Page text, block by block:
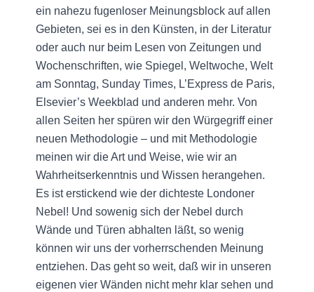
ein nahezu fugenloser Meinungsblock auf allen
Gebieten, sei es in den Künsten, in der Literatur
oder auch nur beim Lesen von Zeitungen und
Wochenschriften, wie Spiegel, Weltwoche, Welt
am Sonntag, Sunday Times, L’Express de Paris,
Elsevier’s Weekblad und anderen mehr. Von
allen Seiten her spüren wir den Würgegriff einer
neuen Methodologie – und mit Methodologie
meinen wir die Art und Weise, wie wir an
Wahrheitserkenntnis und Wissen herangehen.
Es ist erstickend wie der dichteste Londoner
Nebel! Und sowenig sich der Nebel durch
Wände und Türen abhalten läßt, so wenig
können wir uns der vorherrschenden Meinung
entziehen. Das geht so weit, daß wir in unseren
eigenen vier Wänden nicht mehr klar sehen und